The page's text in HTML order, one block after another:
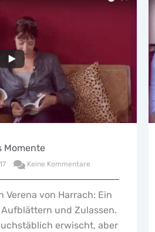
Kommentare
von Harrach: Ein
und Zulassen.
erwischt, aber